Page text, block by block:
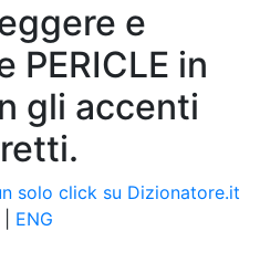
e
PERICLE in
gli accenti
solo click su Dizionatore.it
ENG